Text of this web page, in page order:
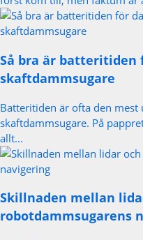
Så bra är batteritiden
skaftdammsugare
Batteritiden är ofta den mest
skaftdammsugare. På
allt...
Skillnaden mellan
robotdammsugarens